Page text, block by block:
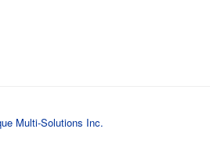
Multi-Solutions Inc.